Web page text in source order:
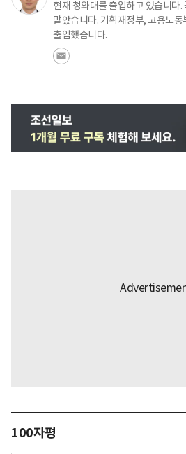
현재 청와대를 출입하고 있습니다
맡았습니다. 기획재정부, 고용노
출입했습니다.
100자평